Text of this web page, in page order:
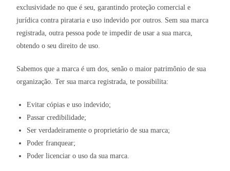
exclusividade no que é seu, garantindo proteção comercial e
jurídica contra pirataria e uso indevido por outros. Sem sua marca
registrada, outra pessoa pode te impedir de usar a sua marca,
obtendo o seu direito de uso.
Sabemos que a marca é um dos, senão o maior patrimônio de sua
organização. Ter sua marca registrada, te possibilita:
Evitar cópias e uso indevido;
Passar credibilidade;
Ser verdadeiramente o proprietário de sua marca;
Poder franquear;
Poder licenciar o uso da sua marca.